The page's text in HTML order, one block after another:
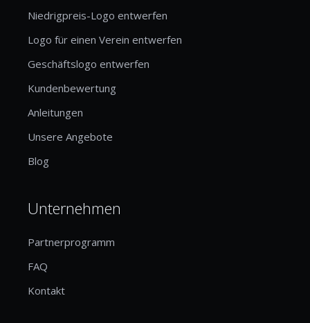
Niedrigpreis-Logo entwerfen
Logo für einen Verein entwerfen
Geschäftslogo entwerfen
Kundenbewertung
Anleitungen
Unsere Angebote
Blog
Unternehmen
Partnerprogramm
FAQ
Kontakt